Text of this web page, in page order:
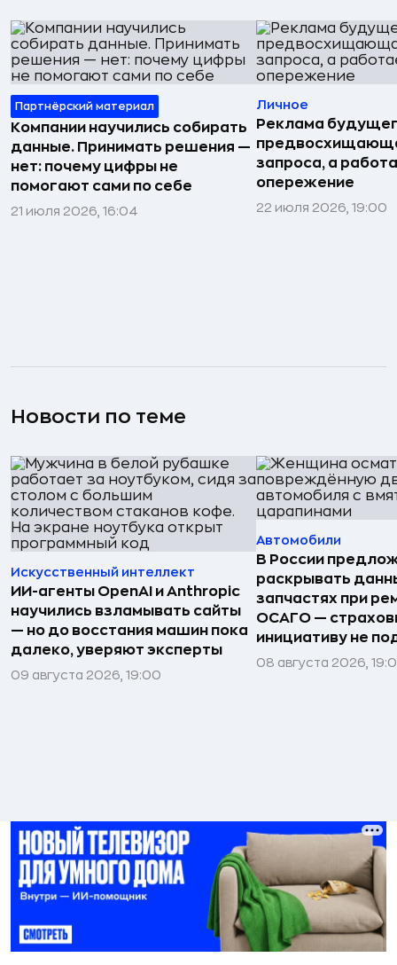
Партнёрский материал
Компании научились собирать
данные. Принимать решения —
нет: почему цифры не
помогают сами по себе
21 июля 2026, 16:04
Личное
Реклама
запроса, а
опережение
22 июля 2026, 19:00
Новости по теме
Искусственный интеллект
ИИ-агенты OpenAI и Anthropic
научились взламывать сайты
— но до восстания машин пока
далеко, уверяют эксперты
09 августа 2026, 19:00
Автомобили
В России
раскрывать
запчастях при
ОСАГО —
инициативу не
08 августа 2026,